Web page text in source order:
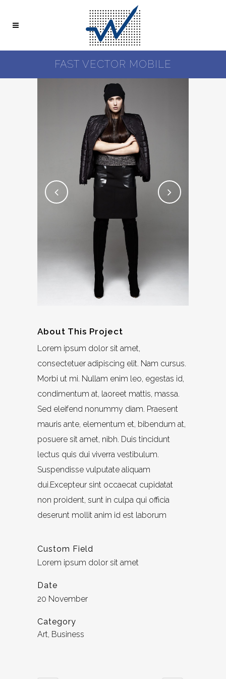
FAST VECTOR MOBILE
About This Project
Lorem ipsum dolor sit amet,
consectetuer adipiscing elit. Nam cursus.
Morbi ut mi. Nullam enim leo, egestas id,
condimentum at, laoreet mattis, massa.
Sed eleifend nonummy diam. Praesent
mauris ante, elementum et, bibendum at,
posuere sit amet, nibh. Duis tincidunt
lectus quis dui viverra vestibulum.
Suspendisse vulputate aliquam
dui.Excepteur sint occaecat cupidatat
non proident, sunt in culpa qui officia
deserunt mollit anim id est laborum
Custom Field
Lorem ipsum dolor sit amet
Date
20 November
Category
Art, Business